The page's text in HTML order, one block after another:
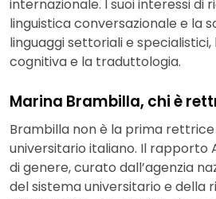
internazionale. I suoi interessi di
linguistica conversazionale e la
linguaggi settoriali e specialistici,
cognitiva e la traduttologia.
Marina Brambilla, chi è
Brambilla non è la prima
universitario italiano. Il rapporto
di genere, curato dall’agenzia
del sistema universitario e della